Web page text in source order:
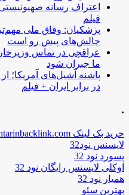
اعتراف رسانه
فیلم
پزشکیان: وفاق ملی
چالش‌های پیش رو است
عراقچی در تماس
ما جبران شود
پاشنه آشیل‌های آمریکا؛
در برابر ایران + فیلم
.
خرید بک لینک behtarinbacklink.com
لایسنس نود32
پسورد نود 32
اوکلی لایسنس رایگان نود 32
همیار نود 32
بهترین سئو